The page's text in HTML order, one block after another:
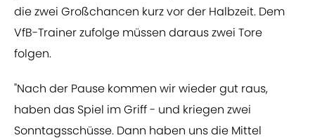
die zwei Großchancen kurz vor der Halbzeit. Dem
VfB-Trainer zufolge müssen daraus zwei Tore
folgen.
"Nach der Pause kommen wir wieder gut raus,
haben das Spiel im Griff - und kriegen zwei
Sonntagsschüsse. Dann haben uns die Mittel